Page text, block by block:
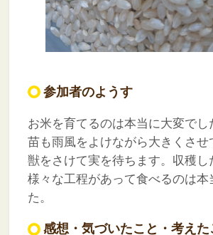
参加者のようす
お米を育てるのは本当に大変でし
苗も雨風をよけながら大きくさせ
獣をさけて実を待ちます。収穫し
様々な工程があって食べるのは本
た。
感想・気づいたこと・考えた